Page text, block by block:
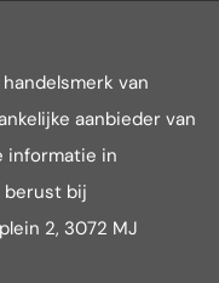
van
aanbieder van
informatie in
berust bij
2, 3072 MJ